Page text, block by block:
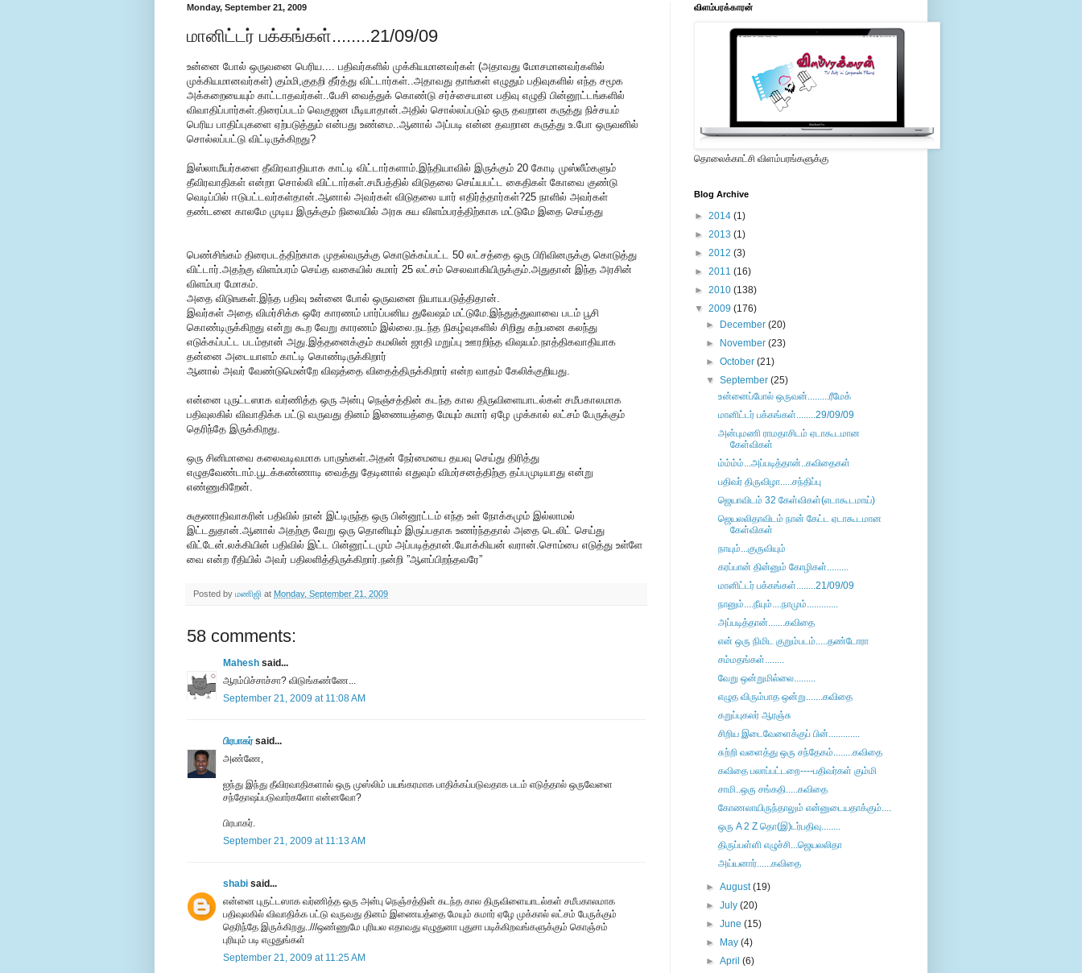
Monday, September 21, 2009
மானிட்டர் பக்கங்கள்........21/09/09
உன்னை போல் ஒருவனை பெரிய.... பதிவர்களில் முக்கியமானவர்கள் (அதாவது மோசமானவர்களில்
முக்கியமானவர்கள்) கும்மி,குதறி தீர்த்து விட்டார்கள்..அதாவது தாங்கள் எழுதும் பதிவுகளில் எந்த சமூக
அக்கறையையும் காட்டாதவர்கள்..பேசி வைத்துக் கொண்டு சர்ச்சையான பதிவு எழுதி பின்னூட்டங்களில்
விவாதிப்பார்கள்.திரைப்படம் வெகுஜன மீடியாதான்.அதில் சொல்லப்படும் ஒரு தவறான கருத்து நிச்சயம்
பெரிய பாதிப்புகளை ஏற்படுத்தும் என்பது உண்மை..ஆனால் அப்படி என்ன தவறான கருத்து உ.போ ஒருவனில்
சொல்லப்பட்டு விட்டிருக்கிறது?
இஸ்லாமீயர்களை தீவிரவாதியாக காட்டி விட்டார்களாம்.இந்தியாவில் இருக்கும் 20 கோடி முஸ்லீம்களும்
தீவிரவாதிகள் என்றா சொல்லி விட்டார்கள்.சமீபத்தில் விடுதலை செய்யபட்ட கைதிகள் கோவை குண்டு
வெடிப்பில் ஈடுபட்டவர்கள்தான்.ஆனால் அவர்கள் விடுதலை யார் எதிர்த்தார்கள்?25 நாளில் அவர்கள்
தண்டனை காலமே முடிய இருக்கும் நிலையில் அரசு சுய விளம்பரத்திற்காக மட்டுமே இதை செய்தது
பெண்சிங்கம் திரைபடத்திற்காக முதல்வருக்கு கொடுக்கப்பட்ட 50 லட்சத்தை ஒரு பிரிவினருக்கு கொடுத்து
விட்டார்.அதற்கு விளம்பரம் செய்த வகையில் சுமார் 25 லட்சம் செலவாகியிருக்கும்.அதுதான் இந்த அரசின்
விளம்பர மோகம்.
அதை விடுஙகள்.இந்த பதிவு உன்னை போல் ஒருவனை நியாயபடுத்திதான்.
இவர்கள் அதை விமர்சிக்க ஒரே காரணம் பார்ப்பனிய துவேஷம் மட்டுமே.இந்துத்துவாவை படம் பூசி
கொண்டிருக்கிறது என்று கூற வேறு காரணம் இல்லை.நடந்த நிகழ்வுகளில் சிறிது கற்பனை கலந்து
எடுக்கப்பட்ட படம்தான் அது.இத்தனைக்கும் கமலின் ஜாதி மறுப்பு ஊரறிந்த விஷயம்.நாத்திகவாதியாக
தன்னை அடையாளம் காட்டி கொண்டிருக்கிறார்
ஆனால் அவர் வேண்டுமென்றே விஷத்தை விதைத்திருக்கிறார் என்ற வாதம் கேலிக்குறியது.
என்னை புருட்டஸாக வர்ணித்த ஒரு அன்பு நெஞ்சத்தின் கடந்த கால திருவிளையாடல்கள் சமீபகாலமாக
பதிவுலகில் விவாதிக்க பட்டு வருவது தினம் இணையத்தை மேயும் சுமார் ஏழே முக்கால் லட்சம் பேருக்கும்
தெரிந்தே இருக்கிறது.
ஒரு சினிமாவை கலைவடிவமாக பாருங்கள்.அதன் நேர்மையை தயவு செய்து திரித்து
எழுதவேண்டாம்.பூடக்கண்ணாடி வைத்து தேடினால் எதுவும் விமர்சனத்திற்கு தப்பமுடியாது என்று
எண்ணுகிறேன்.
சுகுணாதிவாகரின் பதிவில் நான் இட்டிருந்த ஒரு பின்னூட்டம் எந்த உள் நோக்கமும் இல்லாமல்
இட்டதுதான்.ஆனால் அதற்கு வேறு ஒரு தொனியும் இருப்பதாக உணர்ந்ததால் அதை டெலிட் செய்து
விட்டேன்.லக்கியின் பதிவில் இட்ட பின்னூட்டமும் அப்படித்தான்.யோக்கியன் வரான்.சொம்பை எடுத்து உள்ளே
வை என்ற ரீதியில் அவர் பதிலளித்திருக்கிறார்.நன்றி ”ஆளப்பிறந்தவரே”
Posted by மணிஜி at Monday, September 21, 2009
58 comments:
Mahesh said...
ஆரம்பிச்சாச்சா? விடுங்கண்ணே...
September 21, 2009 at 11:08 AM
பிரபாகர்said...
அண்ணே,
ஐந்து இந்து தீவிரவாதிகளால் ஒரு முஸ்லிம் பயங்கரமாக பாதிக்கப்படுவதாக படம் எடுத்தால் ஒருவேளை
சந்தோஷப்படுவார்களோ என்னவோ?
பிரபாகர்.
September 21, 2009 at 11:13 AM
shabi said...
என்னை புருட்டஸாக வர்ணித்த ஒரு அன்பு நெஞ்சத்தின் கடந்த கால திருவிளையாடல்கள் சமீபகாலமாக
பதிவுலகில் விவாதிக்க பட்டு வருவது தினம் இணையத்தை மேயும் சுமார் ஏழே முக்கால் லட்சம் பேருக்கும்
தெரிந்தே இருக்கிறது..///ஒண்ணுமே புரியல எதாவது எழுதுனா புதுசா படிக்கிறவங்களுக்கும் கொஞ்சம்
புரியும் படி எழுதுங்கள்
September 21, 2009 at 11:25 AM
விளம்பரக்காரன்
தொலைக்காட்சி விளம்பரங்களுக்கு
Blog Archive
► 2014 (1)
► 2013 (1)
► 2012 (3)
► 2011 (16)
► 2010 (138)
▼ 2009 (176)
►
December(20)
►
November(23)
►October(21)
▼September(25)
உன்னைப்போல் ஒருவன்.........ரீமேக்
மானிட்டர் பக்கங்கள்........29/09/09
அன்புமணி ராமதாசிடம் ஏடாகூடமான
கேள்விகள்
ம்ம்ம்ம்...அப்படித்தான்..கவிதைகள்
பதிவர் திருவிழா.....சந்திப்பு
ஜெயாவிடம் 32 கேள்விகள்(எடாகூடமாய்)
ஜெயலலிதாவிடம் நான் கேட்ட ஏடாகூடமான
கேள்விகள்
நாயும்...குருவியும்
கரப்பான் தின்னும் கோழிகள்.........
மானிட்டர் பக்கங்கள்........21/09/09
நானும்....நீயும்....நாமும்.............
அப்படித்தான்.......கவிதை
என் ஒரு நிமிட குறும்படம்.....தண்டோரா
சம்மதங்கள்........
வேறு ஒன்றுமில்லை.........
எழுத விரும்பாத ஒன்று.......கவிதை
கறுப்புகலர் ஆரஞ்சு
சிறிய இடைவேளைக்குப் பின்.............
சுற்றி வளைத்து ஒரு சந்தேகம்........கவிதை
கவிதை பலாப்பட்டறை----பதிவர்கள் கும்மி
சாமி..ஒரு சங்கதி.....கவிதை
கோணலாயிருந்தாலும் என்னுடையதாக்கும்....
ஒரு A 2 Z தொ(இ)டர்பதிவு........
திருப்பள்ளி எழுச்சி...ஜெயலலிதா
அய்யனார்......கவிதை
►August(19)
►July(20)
►June(15)
►
May(4)
►April(6)